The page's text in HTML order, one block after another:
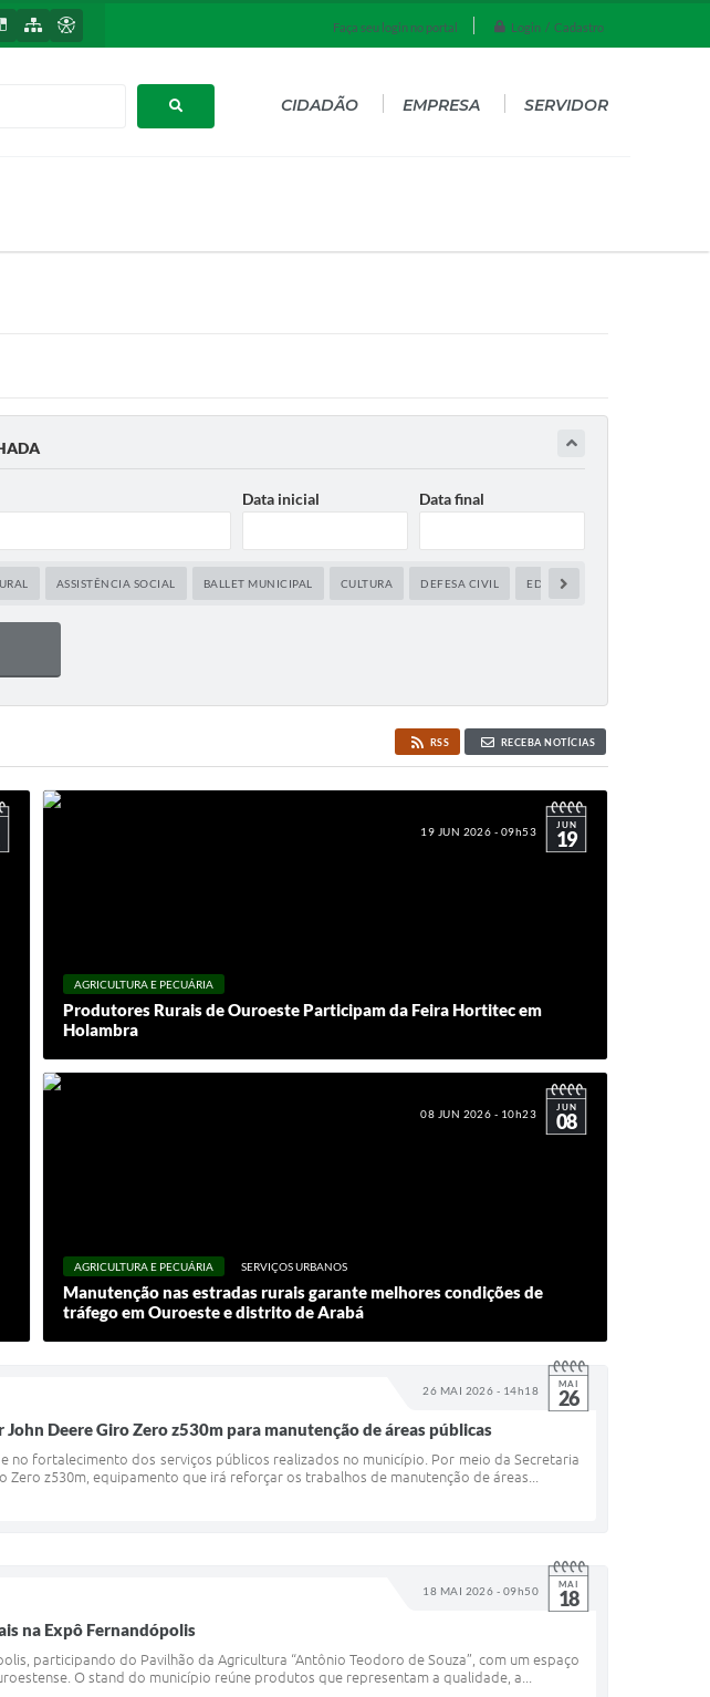
Faça seu login no portal Login / Cadastro
CIDADÃO EMPRESA SERVIDOR
Data inicial Data final
ASSISTÊNCIA SOCIAL BALLET MUNICIPAL CULTURA DEFESA CIVIL EDUCAÇÃO
RSS RECEBA NOTÍCIAS
19 JUN 2026 - 09h53 JUN
19
AGRICULTURA E PECUÁRIA
Produtores Rurais de Ouroeste Participam da Feira Hortitec em
Holambra
08 JUN 2026 - 10h23 JUN
08
AGRICULTURA E PECUÁRIA SERVIÇOS URBANOS
Manutenção nas estradas rurais garante melhores condições de
tráfego em Ouroeste e distrito de Arabá
26 MAI 2026 - 14h18 MAI
26
Deere Giro Zero z530m para manutenção de áreas públicas
fortalecimento dos serviços públicos realizados no município. Por meio da Secretaria
z530m, equipamento que irá reforçar os trabalhos de manutenção de áreas...
18 MAI 2026 - 09h50 MAI
18
na Expô Fernandópolis
participando do Pavilhão da Agricultura “Antônio Teodoro de Souza”, com um espaço
O stand do município reúne produtos que representam a qualidade, a...